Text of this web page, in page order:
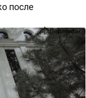
после
Поделиться